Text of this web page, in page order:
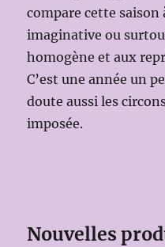
compare cette saison
imaginative ou
homogène et aux
C’est une année un
doute aussi les
imposée.
Nouvelles